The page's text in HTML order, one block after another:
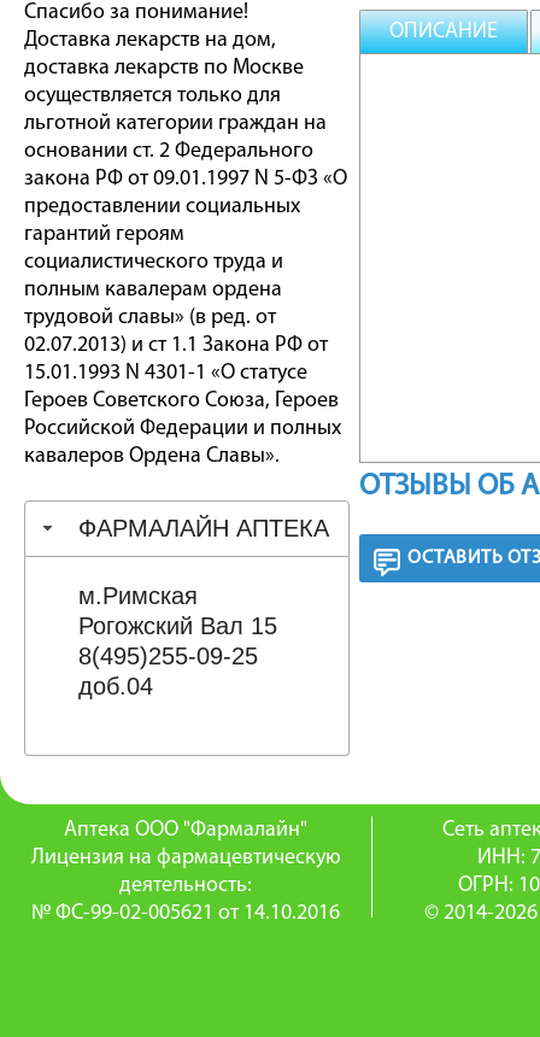
Спасибо за понимание!
Доставка лекарств на дом,
доставка лекарств по Москве
осуществляется только для
льготной категории граждан на
основании ст. 2 Федерального
закона РФ от 09.01.1997 N 5-ФЗ «О
предоставлении социальных
гарантий героям
социалистического труда и
полным кавалерам ордена
трудовой славы» (в ред. от
02.07.2013) и ст 1.1 Закона РФ от
15.01.1993 N 4301-1 «О статусе
Героев Советского Союза, Героев
Российской Федерации и полных
кавалеров Ордена Славы».
ФАРМАЛАЙН АПТЕКА
м.Римская
Рогожский Вал 15
8(495)255-09-25
доб.04
ОПИСАНИЕ
ОТЗЫВЫ ОБ
ОСТАВИТЬ
Аптека ООО "Фармалайн"
Лицензия на фармацевтическую
деятельность:
№ ФС-99-02-005621 от 14.10.2016
Сеть
ИНН:
ОГРН:
© 2014-